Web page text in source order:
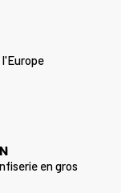
en gros